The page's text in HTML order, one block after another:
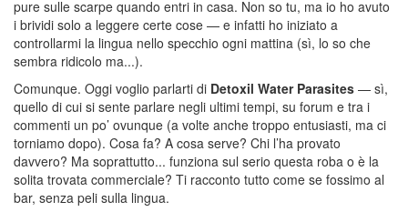
pure sulle scarpe quando entri in casa. Non so tu, ma io ho avuto
i brividi solo a leggere certe cose — e infatti ho iniziato a
controllarmi la lingua nello specchio ogni mattina (sì, lo so che
sembra ridicolo ma...).
Comunque. Oggi voglio parlarti di Detoxil Water Parasites — sì,
quello di cui si sente parlare negli ultimi tempi, su forum e tra i
commenti un po’ ovunque (a volte anche troppo entusiasti, ma ci
torniamo dopo). Cosa fa? A cosa serve? Chi l’ha provato
davvero? Ma soprattutto... funziona sul serio questa roba o è la
solita trovata commerciale? Ti racconto tutto come se fossimo al
bar, senza peli sulla lingua.